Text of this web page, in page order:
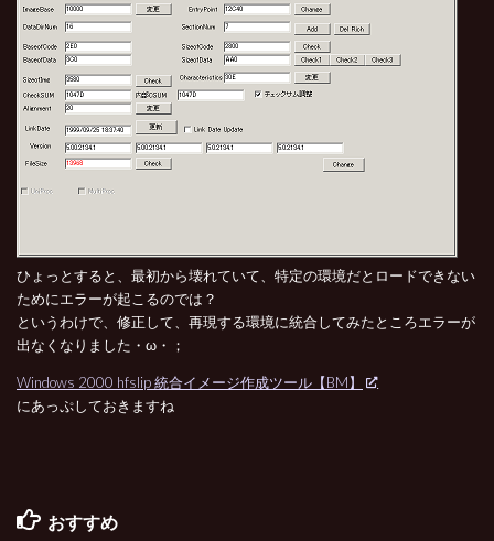
ひょっとすると、最初から壊れていて、特定の環境だとロードできない
ためにエラーが起こるのでは？
というわけで、修正して、再現する環境に統合してみたところエラーが
出なくなりました・ω・；
Windows 2000 hfslip 統合イメージ作成ツール【BM】
にあっぷしておきますね
おすすめ